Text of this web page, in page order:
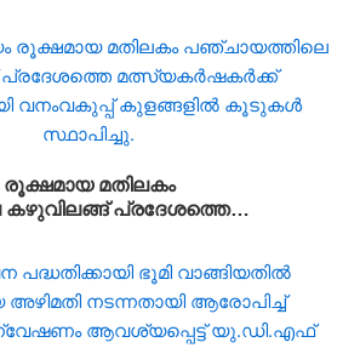
മതിലകം
പ്രദേശത്തെ
സ്ഥാപിച്ചു.